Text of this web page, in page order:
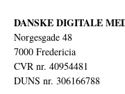
DANSKE DIGITALE
Norgesgade 48
7000 Fredericia
CVR nr. 40954481
DUNS nr. 306166788